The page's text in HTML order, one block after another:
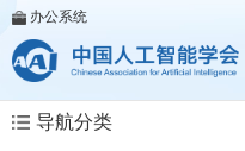
办公系统
导航分类